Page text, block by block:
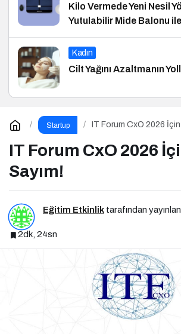
Kilo Vermede Yeni Nesil
Yutulabilir Mide Balonu
Konforlu ve Hızlı Bir
Kadın
Cilt Yağını Azaltmanın
Startup IT Forum CxO 2026 İçin
IT Forum CxO 2026
Sayım!
Eğitim Etkinlik tarafından
2dk, 24sn